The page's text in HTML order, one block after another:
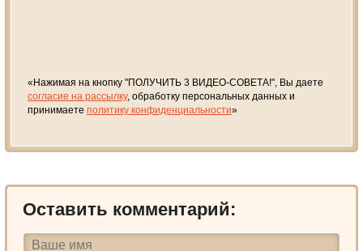
«Нажимая на кнопку "ПОЛУЧИТЬ 3 ВИДЕО-СОВЕТА!", Вы даете
согласие на рассылку, обработку персональных данных и
принимаете политику конфиденциальности»
Оставить комментарий: